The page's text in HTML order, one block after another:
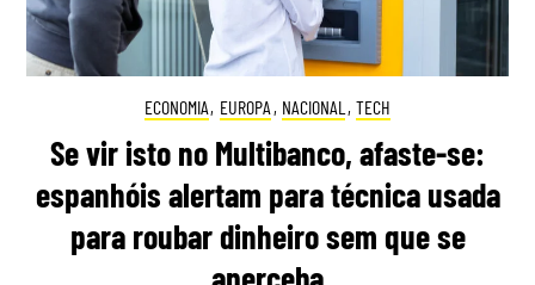
ECONOMIA, EUROPA , NACIONAL , TECH
Se vir isto no Multibanco, afaste-se:
espanhóis alertam para técnica usada
para roubar dinheiro sem que se